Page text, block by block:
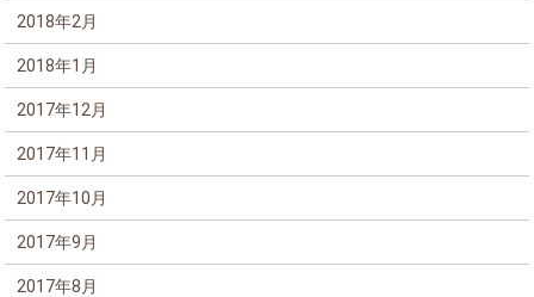
2018年2月
2018年1月
2017年12月
2017年11月
2017年10月
2017年9月
2017年8月